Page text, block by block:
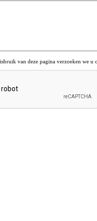
van deze pagina verzoeken we u